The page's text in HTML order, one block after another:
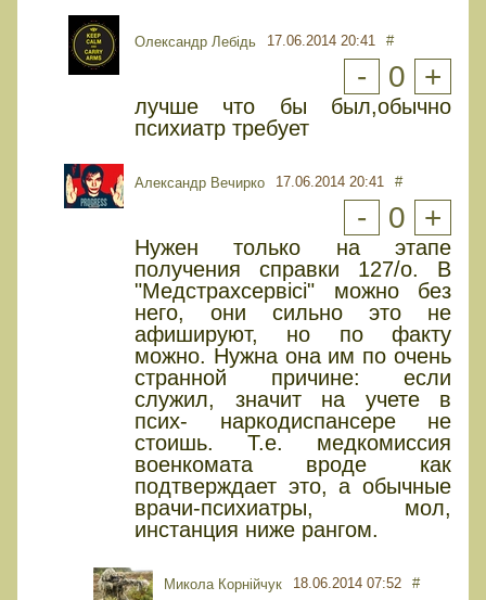
Олександр Лебідь 17.06.2014 20:41 #
- 0 +
лучше что бы был,обычно
психиатр требует
Александр Вечирко 17.06.2014 20:41 #
- 0 +
Нужен только на этапе
получения справки 127/о. В
"Медстрахсервісі" можно без
него, они сильно это не
афишируют, но по факту
можно. Нужна она им по очень
странной причине: если
служил, значит на учете в
псих- наркодиспансере не
стоишь. Т.е. медкомиссия
военкомата вроде как
подтверждает это, а обычные
врачи-психиатры, мол,
инстанция ниже рангом.
Микола Корнійчук 18.06.2014 07:52 #